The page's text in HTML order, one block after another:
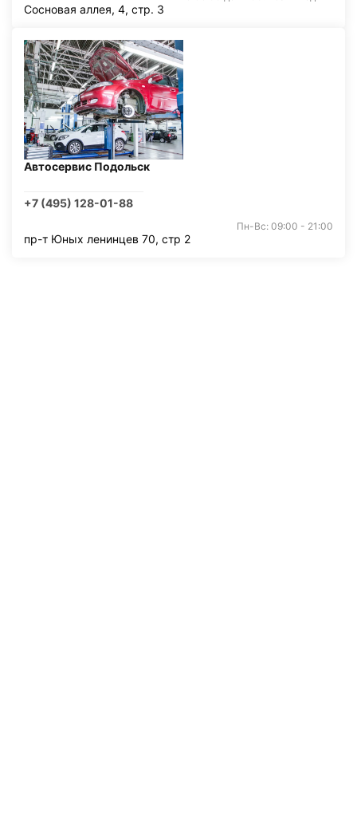
Сосновая аллея, 4, стр. 3
Автосервис Подольск
+7 (495) 128-01-88
Пн-Вс: 09:00 - 21:00
пр-т Юных ленинцев 70, стр 2